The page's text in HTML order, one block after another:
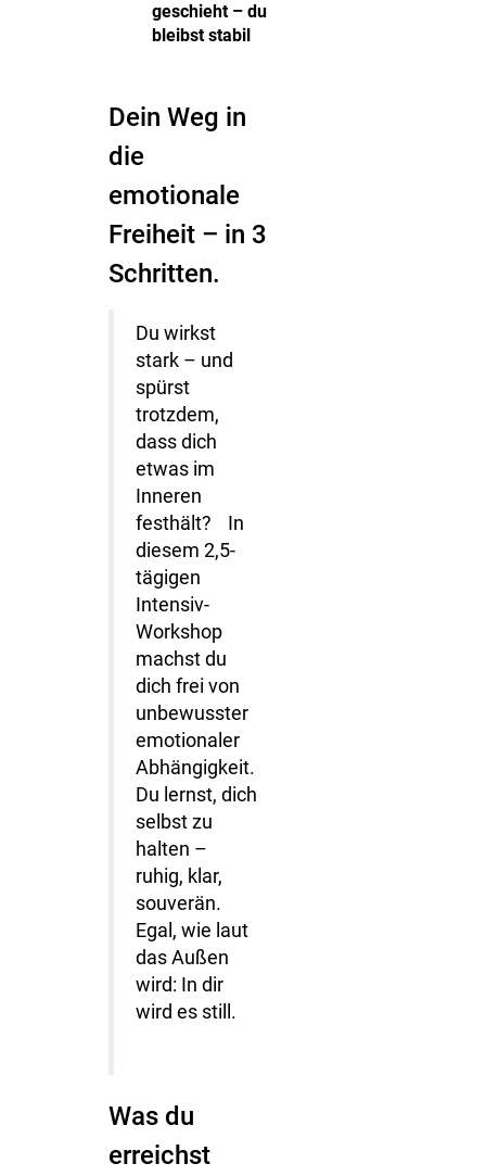
geschieht – du
bleibst stabil
Dein Weg in
die
emotionale
Freiheit – in 3
Schritten.
Du wirkst
stark – und
spürst
trotzdem,
dass dich
etwas im
Inneren
festhält? In
diesem 2,5-
tägigen
Intensiv-
Workshop
machst du
dich frei von
unbewusster
emotionaler
Abhängigkeit.
Du lernst, dich
selbst zu
halten –
ruhig, klar,
souverän.
Egal, wie laut
das Außen
wird: In dir
wird es still.
Was du
erreichst